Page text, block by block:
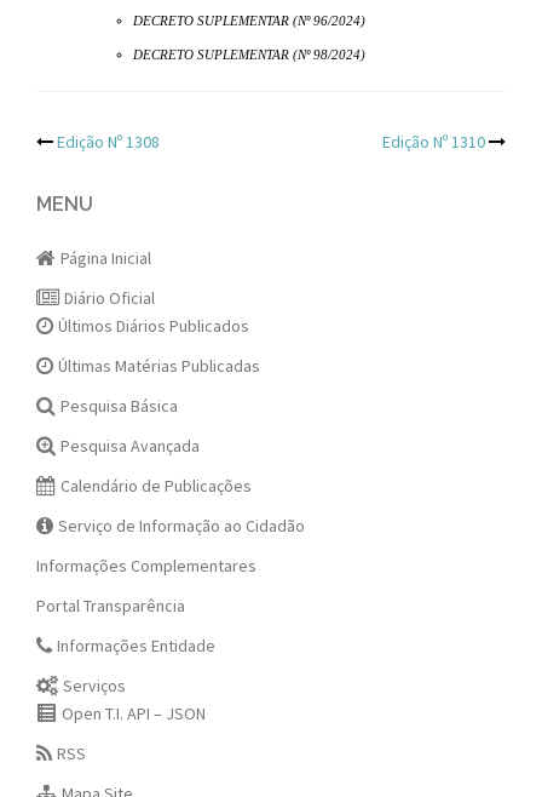
DECRETO SUPLEMENTAR (Nº 96/2024)
DECRETO SUPLEMENTAR (Nº 98/2024)
Post
navigation
Edição Nº 1308 Edição Nº 1310
MENU
Página Inicial
Diário Oficial
Últimos Diários Publicados
Últimas Matérias Publicadas
Pesquisa Básica
Pesquisa Avançada
Calendário de Publicações
Serviço de Informação ao Cidadão
Informações Complementares
Portal Transparência
Informações Entidade
Serviços
Open T.I. API – JSON
RSS